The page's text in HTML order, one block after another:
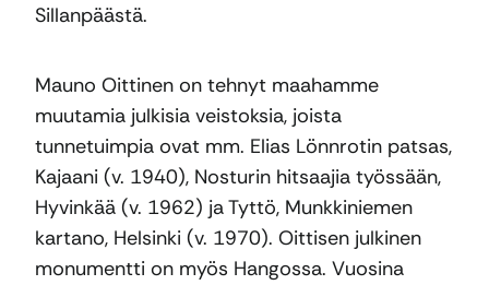
Sillanpäästä.
Mauno Oittinen on tehnyt maahamme
muutamia julkisia veistoksia, joista
tunnetuimpia ovat mm. Elias Lönnrotin patsas,
Kajaani (v. 1940), Nosturin hitsaajia työssään,
Hyvinkää (v. 1962) ja Tyttö, Munkkiniemen
kartano, Helsinki (v. 1970). Oittisen julkinen
monumentti on myös Hangossa. Vuosina